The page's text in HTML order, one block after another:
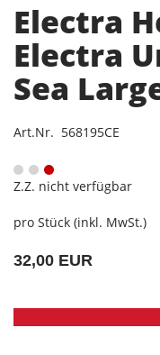
Electra
Electra
Sea
Art.Nr. 568195CE
Z.Z. nicht verfügbar
pro Stück (inkl. MwSt.)
32,00 EUR